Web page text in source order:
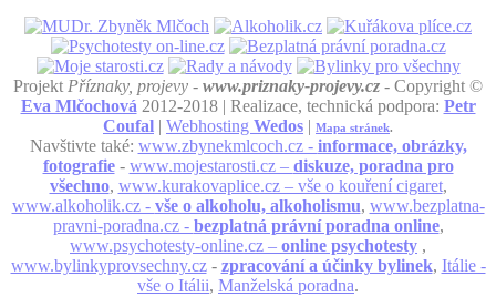
Projekt Příznaky, projevy - www.priznaky-projevy.cz - Copyright ©
Eva Mlčochová 2012-2018 | Realizace, technická podpora: Petr
Coufal | Webhosting Wedos | Mapa stránek.
Navštivte také: www.zbynekmlcoch.cz - informace, obrázky,
fotografie- www.mojestarosti.cz – diskuze, poradna pro
všechno, www.kurakovaplice.cz – vše o kouření cigaret,
www.alkoholik.cz - vše o alkoholu, alkoholismu, www.bezplatna-
pravni-poradna.cz - bezplatná právní poradna online,
www.psychotesty-online.cz – online psychotesty ,
www.bylinkyprovsechny.cz- zpracování a účinky bylinek, Itálie -
vše o Itálii, Manželská poradna.